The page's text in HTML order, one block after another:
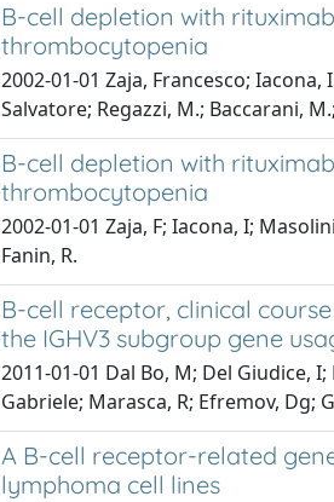
B-cell depletion with
thrombocytopenia
2002-01-01 Zaja, Francesco; Iacona,
Salvatore; Regazzi, M.; Baccarani,
B-cell depletion with
thrombocytopenia
2002-01-01 Zaja, F; Iacona, I;
Fanin, R.
B-cell receptor, clinical
the IGHV3 subgroup gene
2011-01-01 Dal Bo, M; Del Giudice,
Gabriele; Marasca, R; Efremov, Dg;
A B-cell receptor-related
lymphoma cell lines